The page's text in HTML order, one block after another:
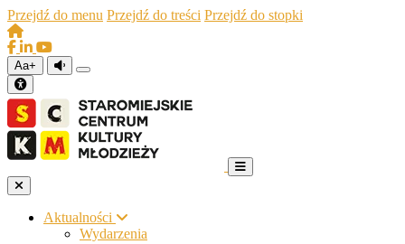
Przejdź do menu Przejdź do treści Przejdź do stopki
Aa+
Aktualności
Wydarzenia